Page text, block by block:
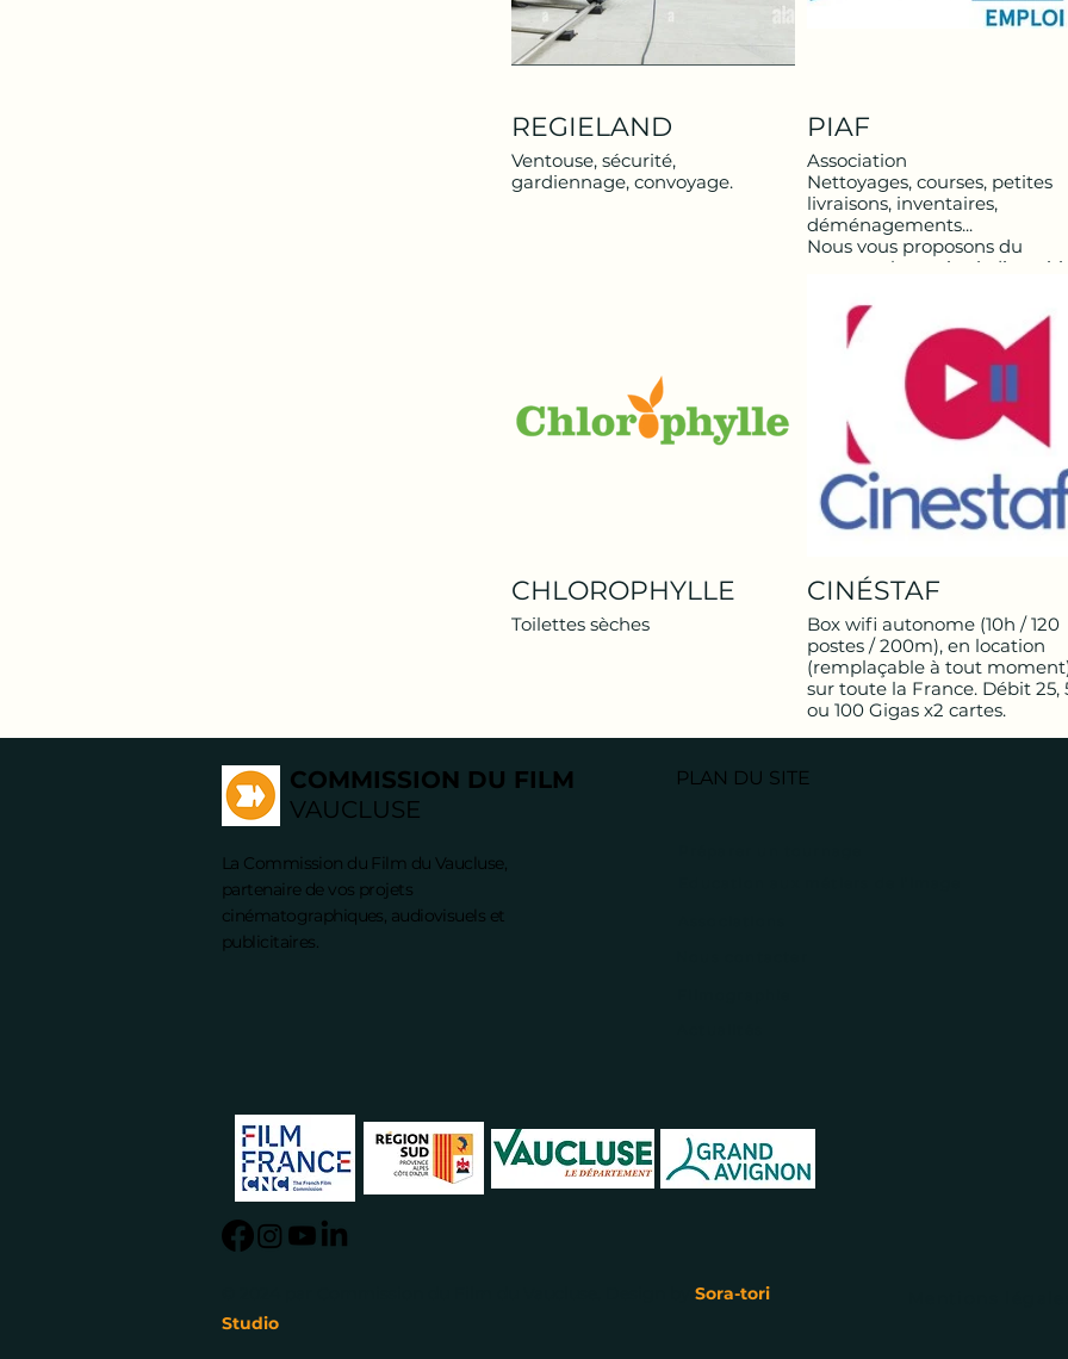
REGIELAND
Ventouse, sécurité,
gardiennage, convoyage.
PIAF
Association
Nettoyages, courses, petites
livraisons, inventaires,
déménagements...
Nous vous proposons du
personnel en mise à
durées flexibles (à partir d’1
heure). En faisant appel à
vous bénéficiez d’un service
efficace, réactif, facilitant vos
démarches administratives et
garantie de toute légalité.
De plus vous participez à
l’emploi local et à l’insertion en
Vaucluse.
CHLOROPHYLLE
Toilettes sèches
CINÉSTAF
Box wifi autonome (10h / 120
postes / 200m), en location
(remplaçable à tout
sur toute la France. Débit 25,
ou 100 Gigas x2 cartes.
COMMISSION DU FILM
VAUCLUSE
La Commission du Film du Vaucluse,
partenaire de vos projets
cinématographiques, audiovisuels et
publicitaires.
PLAN DU SITE
Sora-tori
Studio